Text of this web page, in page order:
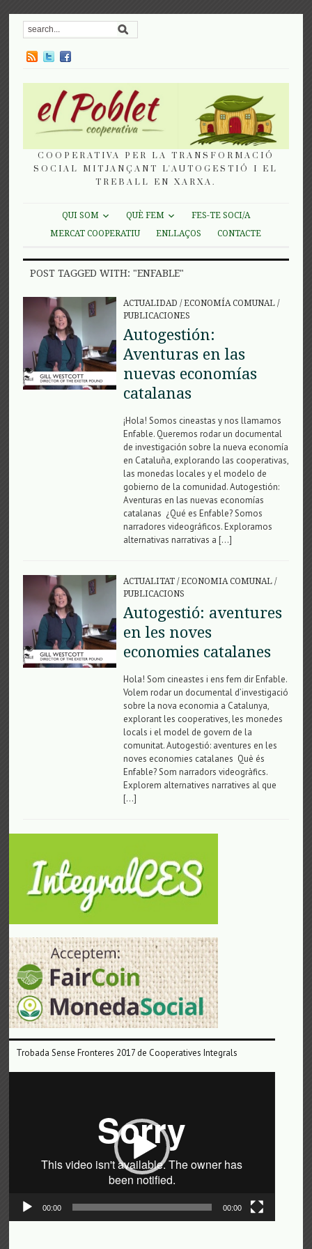
COOPERATIVA PER LA TRANSFORMACIÓ
SOCIAL MITJANÇANT L'AUTOGESTIÓ I EL
TREBALL EN XARXA.
QUI SOM QUÈ FEM
FES-TE SOCI/A
MERCAT COOPERATIU
ENLLAÇOS CONTACTE
POST TAGGED WITH: "ENFABLE"
ACTUALIDAD /ECONOMÍA COMUNAL/
PUBLICACIONES
Autogestión:
Aventuras en las
nuevas economías
catalanas
¡Hola! Somos cineastas y nos llamamos
Enfable. Queremos rodar un documental
de investigación sobre la nueva economía
en Cataluña, explorando las cooperativas,
las monedas locales y el modelo de
gobierno de la comunidad. Autogestión:
Aventuras en las nuevas economías
catalanas ¿Qué es Enfable? Somos
narradores videográficos. Exploramos
alternativas narrativas a […]
ACTUALITAT/ECONOMIA COMUNAL/
PUBLICACIONS
Autogestió: aventures
en les noves
economies catalanes
Hola! Som cineastes i ens fem dir Enfable.
Volem rodar un documental d’investigació
sobre la nova economia a Catalunya,
explorant les cooperatives, les monedes
locals i el model de govern de la
comunitat. Autogestió: aventures en les
noves economies catalanes Què és
Enfable? Som narradors videogràfics.
Explorem alternatives narratives al que
[…]
Trobada Sense Fronteres 2017 de Cooperatives Integrals
00:00 00:00